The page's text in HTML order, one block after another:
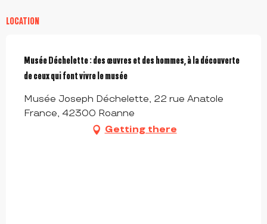
LOCATION
Musée Déchelette : des œuvres et des hommes, à la découverte
de ceux qui font vivre le musée
Musée Joseph Déchelette, 22 rue Anatole
France, 42300 Roanne
Getting there